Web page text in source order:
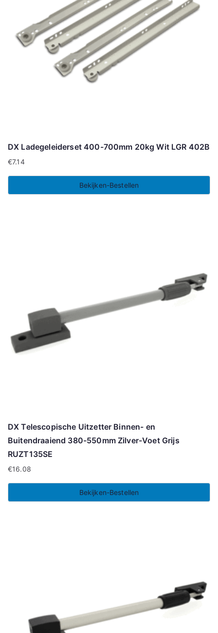
DX Ladegeleiderset 400-700mm 20kg Wit LGR 402B
€7.14
Bekijken-Bestellen
DX Telescopische Uitzetter Binnen- en
Buitendraaiend 380-550mm Zilver-Voet Grijs
RUZT135SE
€16.08
Bekijken-Bestellen